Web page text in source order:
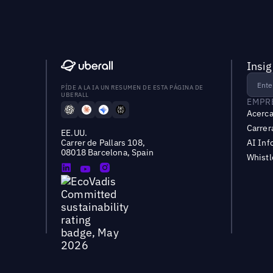
PÍDE A LA IA UN RESUMEN DE ESTA PÁGINA DE
UBERALL
EE.UU.
Carrer de Pallars 108,
08018 Barcelona, Spain
AI